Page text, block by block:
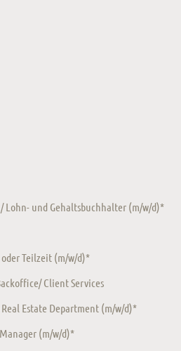
Lohn- und Gehaltsbuchhalter (m/w/d)*
Teilzeit (m/w/d)*
Client Services
Estate Department (m/w/d)*
(m/w/d)*